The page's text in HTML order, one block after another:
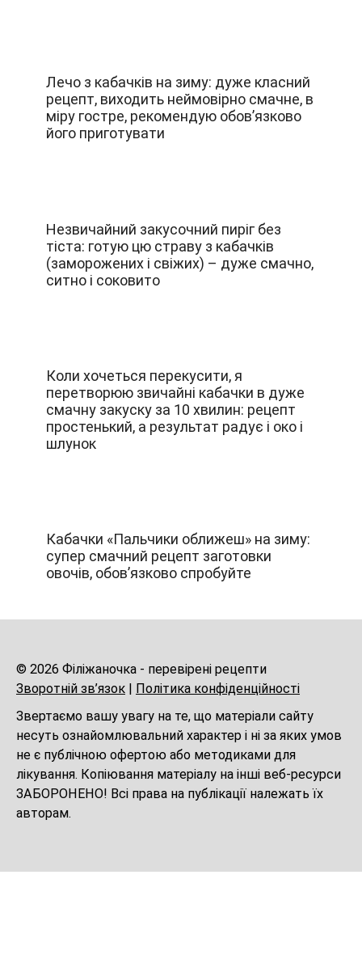
Лечо з кабачків на зиму: дуже класний
рецепт, виходить неймовірно смачне, в
міру гостре, рекомендую обов’язково
його приготувати
Незвичайний закусочний пиріг без
тіста: готую цю страву з кабачків
(заморожених і свіжих) – дуже смачно,
ситно і соковито
Коли хочеться перекусити, я
перетворюю звичайні кабачки в дуже
смачну закуску за 10 хвилин: рецепт
простенький, а результат радує і око і
шлунок
Кабачки «Пальчики оближеш» на зиму:
супер смачний рецепт заготовки
овочів, обов’язково спробуйте
© 2026 Філіжаночка - перевірені рецепти
Зворотній зв’язок | Політика конфіденційності
Звертаємо вашу увагу на те, що матеріали сайту
несуть ознайомлювальний характер і ні за яких умов
не є публічною офертою або методиками для
лікування. Копіювання матеріалу на інші веб-ресурси
ЗАБОРОНЕНО! Всі права на публікації належать їх
авторам.